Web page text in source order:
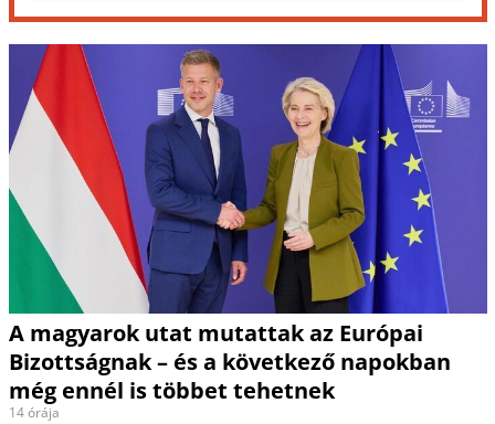
A magyarok utat mutattak az Európai
Bizottságnak – és a következő napokban
még ennél is többet tehetnek
14 órája